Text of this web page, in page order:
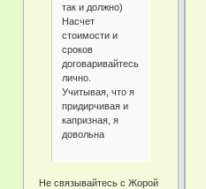
так и должно)
Насчет
стоимости и
сроков
договаривайтесь
лично.
Учитывая, что я
придирчивая и
капризная, я
довольна
Не связывайтесь с Жорой